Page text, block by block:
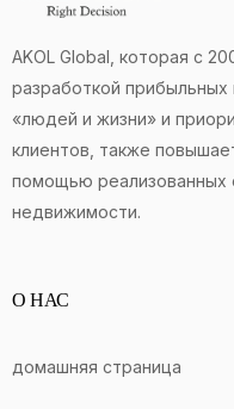
AKOL Global, которая с
разработкой
«людей и жизни» и
клиентов, также
помощью реализованных
недвижимости.
О НАС
домашняя страница